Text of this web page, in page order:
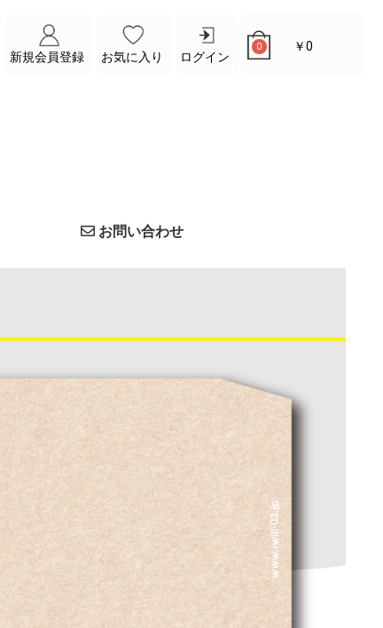
新規会員登録 お気に入り ログイン
0 ￥0
お問い合わせ